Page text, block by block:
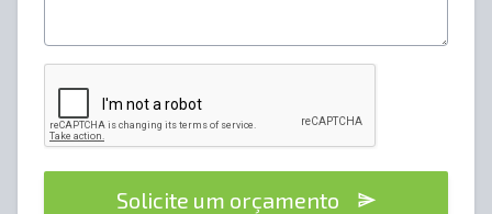
Solicite um orçamento